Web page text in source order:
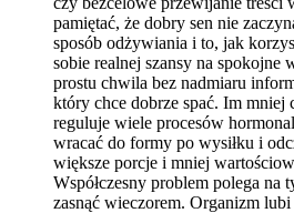
pamiętać, że dobry sen nie
sposób odżywiania i to, jak
sobie realnej szansy na spokojne
prostu chwila bez nadmiaru
który chce dobrze spać. Im mniej
reguluje wiele procesów
wracać do formy po wysiłku i
większe porcje i mniej
Współczesny problem polega na
zasnąć wieczorem. Organizm